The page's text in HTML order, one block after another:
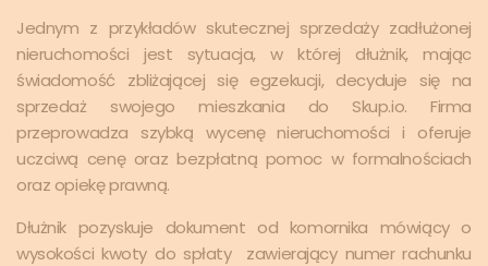
Jednym z przykładów skutecznej sprzedaży zadłużonej
nieruchomości jest sytuacja, w której dłużnik, mając
świadomość zbliżającej się egzekucji, decyduje się na
sprzedaż swojego mieszkania do Skup.io. Firma
przeprowadza szybką wycenę nieruchomości i oferuje
uczciwą cenę oraz bezpłatną pomoc w formalnościach
oraz opiekę prawną.
Dłużnik pozyskuje dokument od komornika mówiący o
wysokości kwoty do spłaty zawierający numer rachunku